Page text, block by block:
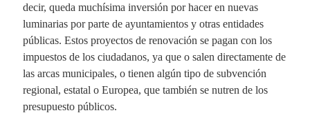
decir, queda muchísima inversión por hacer en nuevas
luminarias por parte de ayuntamientos y otras entidades
públicas. Estos proyectos de renovación se pagan con los
impuestos de los ciudadanos, ya que o salen directamente de
las arcas municipales, o tienen algún tipo de subvención
regional, estatal o Europea, que también se nutren de los
presupuesto públicos.